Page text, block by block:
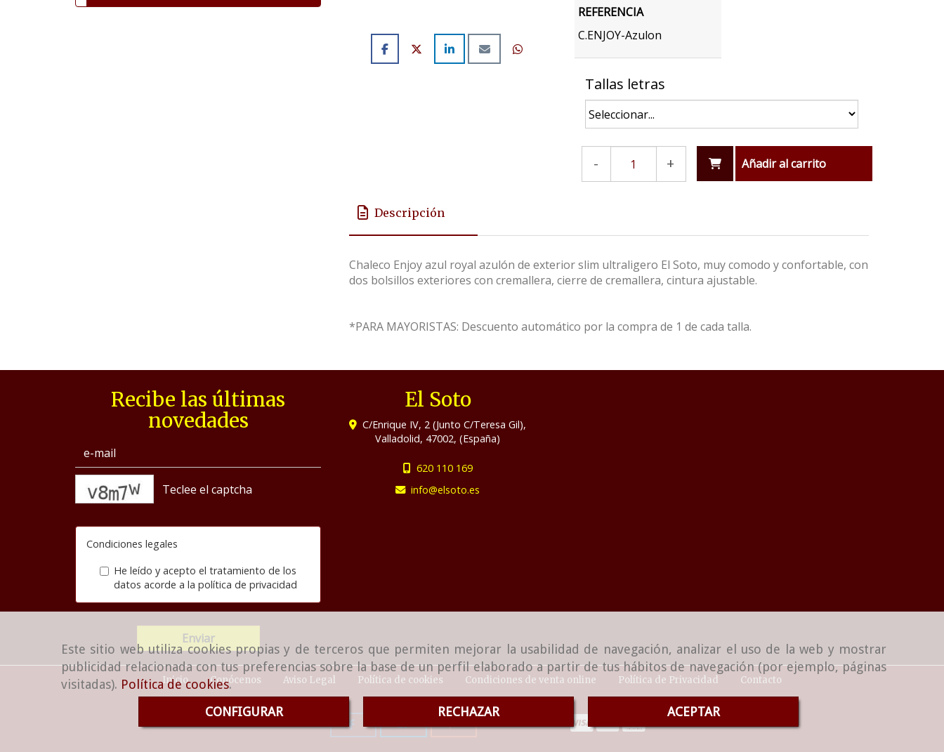
Este sitio web utiliza cookies propias y de terceros que permiten mejorar la usabilidad de navegación, analizar el uso de la web y mostrar
publicidad relacionada con tus preferencias sobre la base de un perfil elaborado a partir de tus hábitos de navegación (por ejemplo, páginas
visitadas). Política de cookies.
CONFIGURAR
RECHAZAR ACEPTAR
REFERENCIA
C.ENJOY-Azulon
Tallas letras
- + Añadir al carrito
Descripción
Chaleco Enjoy azul royal azulón de exterior slim ultraligero El Soto, muy comodo y confortable, con
dos bolsillos exteriores con cremallera, cierre de cremallera, cintura ajustable.
*PARA MAYORISTAS: Descuento automático por la compra de 1 de cada talla.
Recibe las últimas
novedades
Condiciones legales
He leído y acepto el tratamiento de los
datos acorde a la política de privacidad
Enviar
El Soto
C/Enrique IV, 2 (Junto C/Teresa Gil),
Valladolid, 47002,(España)
620 110 169
info
elsoto.es
Inicio Conócenos Aviso Legal Política de cookies Condiciones de venta online Política de Privacidad Contacto